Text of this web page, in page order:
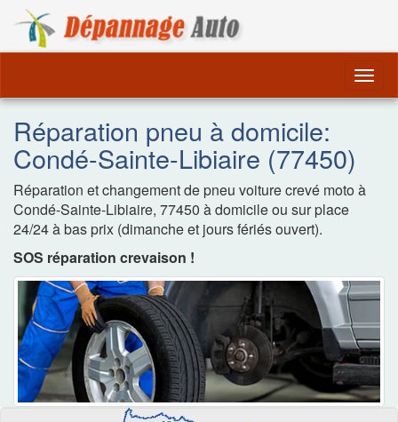
Réparation pneu à domicile:
Condé-Sainte-Libiaire (77450)
Réparation et changement de pneu voiture crevé moto à
Condé-Sainte-Libiaire, 77450 à domicile ou sur place
24/24 à bas prix (dimanche et jours fériés ouvert).
SOS réparation crevaison !